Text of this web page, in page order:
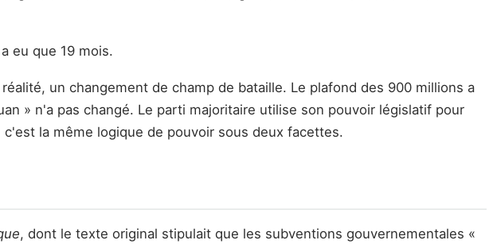
eu que 19 mois.
un changement de champ de bataille. Le plafond des 900 millions a
» n'a pas changé. Le parti majoritaire utilise son pouvoir législatif pour
la même logique de pouvoir sous deux facettes.
, dont le texte original stipulait que les subventions gouvernementales «